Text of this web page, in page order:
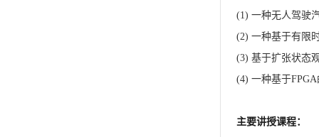
(1) 一种无人驾驶
(2) 一种基于有限
(3) 基于扩张状态
(4) 一种基于FPGA
主要讲授课程：